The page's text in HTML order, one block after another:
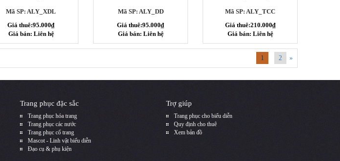
Mã SP: ALY_XDL
Giá thuê:95.000₫
Giá bán: Liên hệ
Mã SP: ALY_DD
Giá thuê:95.000₫
Giá bán: Liên hệ
Mã SP: ALY_TCC
Giá thuê:210.000₫
Giá bán: Liên hệ
1 2 »
Trang phục đặc sắc
Trang phục hóa trang
Trang phục các nước
Trang phục cổ trang
Mascot - Linh vật biểu diễn
Đạo cụ & phụ kiện
Trợ giúp
Trang phục cho biểu diễn
Quy định cho thuê
Xem bản đồ